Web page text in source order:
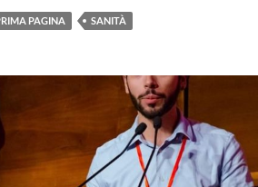
PAGINA SANITÀ